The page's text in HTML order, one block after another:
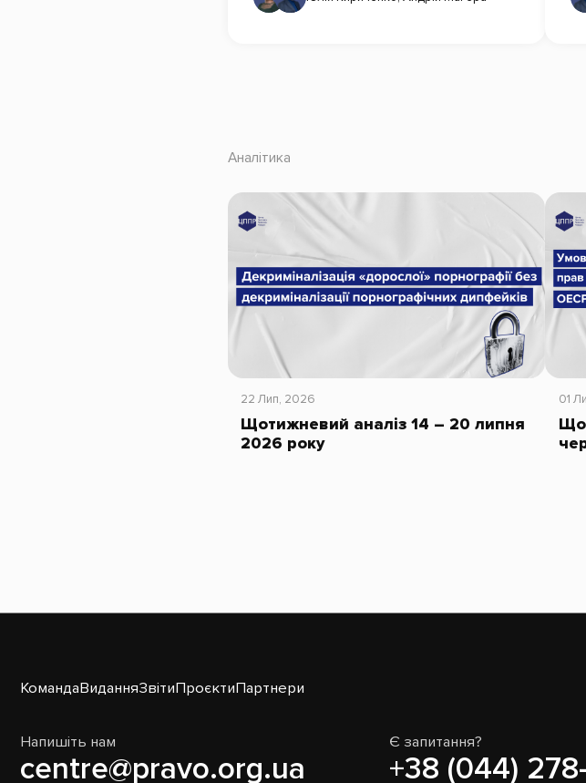
Аналітика
22 Лип, 2026
Щотижневий аналіз 14 – 20 липня
2026 року
01
КомандаВиданняЗвітиПроєктиПартнери
Напишіть нам
centre@pravo.org.ua
Є запитання?
+38 (044)